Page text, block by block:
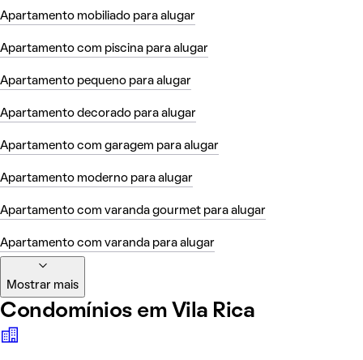
Apartamento mobiliado para alugar
Apartamento com piscina para alugar
Apartamento pequeno para alugar
Apartamento decorado para alugar
Apartamento com garagem para alugar
Apartamento moderno para alugar
Apartamento com varanda gourmet para alugar
Apartamento com varanda para alugar
Mostrar mais
Condomínios em Vila Rica